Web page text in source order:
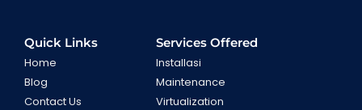
Quick Links
Home
Blog
Contact Us
Services Offered
Installasi
Maintenance
Virtualization